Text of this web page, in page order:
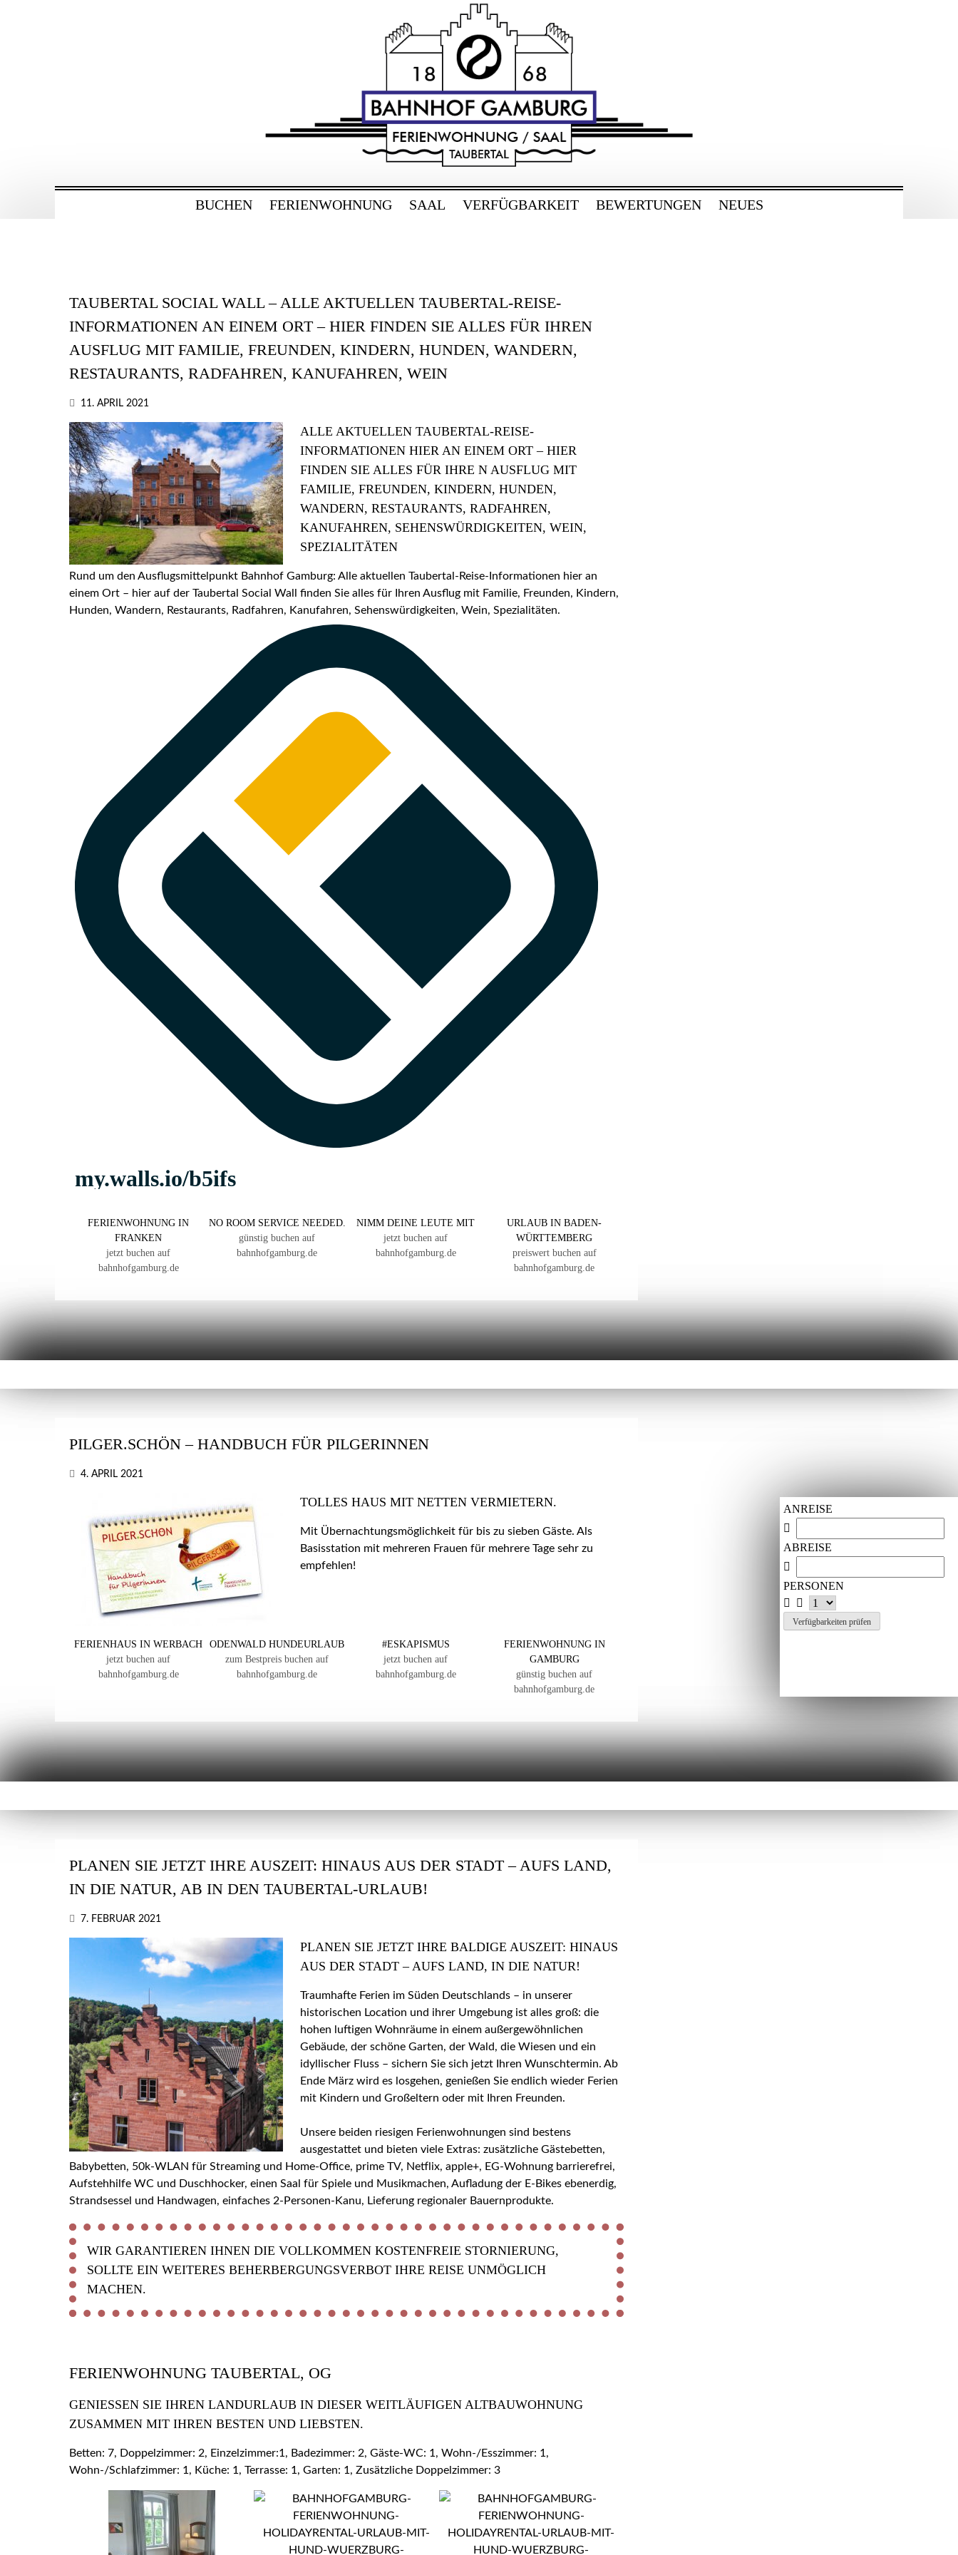
BUCHEN FERIENWOHNUNG SAAL VERFÜGBARKEIT BEWERTUNGEN NEUES
TAUBERTAL SOCIAL WALL – ALLE AKTUELLEN TAUBERTAL-REISE-
INFORMATIONEN AN EINEM ORT – HIER FINDEN SIE ALLES FÜR IHREN
AUSFLUG MIT FAMILIE, FREUNDEN, KINDERN, HUNDEN, WANDERN,
RESTAURANTS, RADFAHREN, KANUFAHREN, WEIN
11. APRIL 2021
ALLE AKTUELLEN TAUBERTAL-REISE-
INFORMATIONEN HIER AN EINEM ORT – HIER
FINDEN SIE ALLES FÜR IHRE N AUSFLUG MIT
FAMILIE, FREUNDEN, KINDERN, HUNDEN,
WANDERN, RESTAURANTS, RADFAHREN,
KANUFAHREN, SEHENSWÜRDIGKEITEN, WEIN,
SPEZIALITÄTEN
Rund um den Ausflugsmittelpunkt Bahnhof Gamburg: Alle aktuellen Taubertal-Reise-Informationen hier an
einem Ort – hier auf der Taubertal Social Wall finden Sie alles für Ihren Ausflug mit Familie, Freunden, Kindern,
Hunden, Wandern, Restaurants, Radfahren, Kanufahren, Sehenswürdigkeiten, Wein, Spezialitäten.
FERIENWOHNUNG IN
FRANKEN
jetzt buchen auf
bahnhofgamburg.de
NO ROOM SERVICE NEEDED.
günstig buchen auf
bahnhofgamburg.de
NIMM DEINE LEUTE MIT
jetzt buchen auf
bahnhofgamburg.de
URLAUB IN BADEN-
WÜRTTEMBERG
preiswert buchen auf
bahnhofgamburg.de
PILGER.SCHÖN – HANDBUCH FÜR PILGERINNEN
4. APRIL 2021
TOLLES HAUS MIT NETTEN VERMIETERN.
Mit Übernachtungsmöglichkeit für bis zu sieben Gäste. Als
Basisstation mit mehreren Frauen für mehrere Tage sehr zu
empfehlen!
FERIENHAUS IN WERBACH
jetzt buchen auf
bahnhofgamburg.de
ODENWALD HUNDEURLAUB
zum Bestpreis buchen auf
bahnhofgamburg.de
#ESKAPISMUS
jetzt buchen auf
bahnhofgamburg.de
FERIENWOHNUNG IN
GAMBURG
günstig buchen auf
bahnhofgamburg.de
PLANEN SIE JETZT IHRE AUSZEIT: HINAUS AUS DER STADT – AUFS LAND,
IN DIE NATUR, AB IN DEN TAUBERTAL-URLAUB!
7. FEBRUAR 2021
PLANEN SIE JETZT IHRE BALDIGE AUSZEIT: HINAUS
AUS DER STADT – AUFS LAND, IN DIE NATUR!
Traumhafte Ferien im Süden Deutschlands – in unserer
historischen Location und ihrer Umgebung ist alles groß: die
hohen luftigen Wohnräume in einem außergewöhnlichen
Gebäude, der schöne Garten, der Wald, die Wiesen und ein
idyllischer Fluss – sichern Sie sich jetzt Ihren Wunschtermin. Ab
Ende März wird es losgehen, genießen Sie endlich wieder Ferien
mit Kindern und Großeltern oder mit Ihren Freunden.
Unsere beiden riesigen Ferienwohnungen sind bestens
ausgestattet und bieten viele Extras: zusätzliche Gästebetten,
Babybetten, 50k-WLAN für Streaming und Home-Office, prime TV, Netflix, apple+, EG-Wohnung barrierefrei,
Aufstehhilfe WC und Duschhocker, einen Saal für Spiele und Musikmachen, Aufladung der E-Bikes ebenerdig,
Strandsessel und Handwagen, einfaches 2-Personen-Kanu, Lieferung regionaler Bauernprodukte.
WIR GARANTIEREN IHNEN DIE VOLLKOMMEN KOSTENFREIE STORNIERUNG,
SOLLTE EIN WEITERES BEHERBERGUNGSVERBOT IHRE REISE UNMÖGLICH
MACHEN.
FERIENWOHNUNG TAUBERTAL, OG
GENIESSEN SIE IHREN LANDURLAUB IN DIESER WEITLÄUFIGEN ALTBAUWOHNUNG Z
USAMMEN MIT IHREN BESTEN UND LIEBSTEN.
Betten: 7, Doppelzimmer: 2, Einzelzimmer:1, Badezimmer: 2, Gäste-WC: 1, Wohn-/Esszimmer: 1,
Wohn-/Schlafzimmer: 1, Küche: 1, Terrasse: 1, Garten: 1, Zusätzliche Doppelzimmer: 3
ANREISE
ABREISE
PERSONEN
Verfügbarkeiten prüfen